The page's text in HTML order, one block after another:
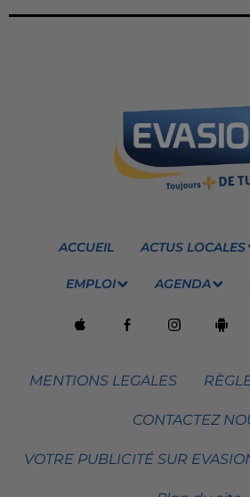
ACCUEIL ACTUS LOCALES
EMPLOI AGENDA
MENTIONS LEGALES
CONTACTEZ
VOTRE PUBLICITÉ SUR